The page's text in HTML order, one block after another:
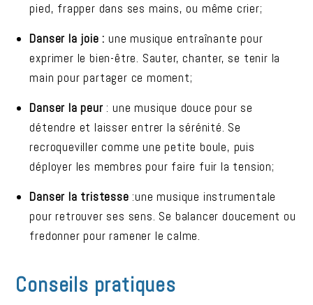
pied, frapper dans ses mains, ou même crier;
Danser la joie :une musique entraînante pour
exprimer le bien-être. Sauter, chanter, se tenir la
main pour partager ce moment;
Danser la peur: une musique douce pour se
détendre et laisser entrer la sérénité. Se
recroqueviller comme une petite boule, puis
déployer les membres pour faire fuir la tension;
Danser la tristesse:une musique instrumentale
pour retrouver ses sens. Se balancer doucement ou
fredonner pour ramener le calme.
Conseils pratiques